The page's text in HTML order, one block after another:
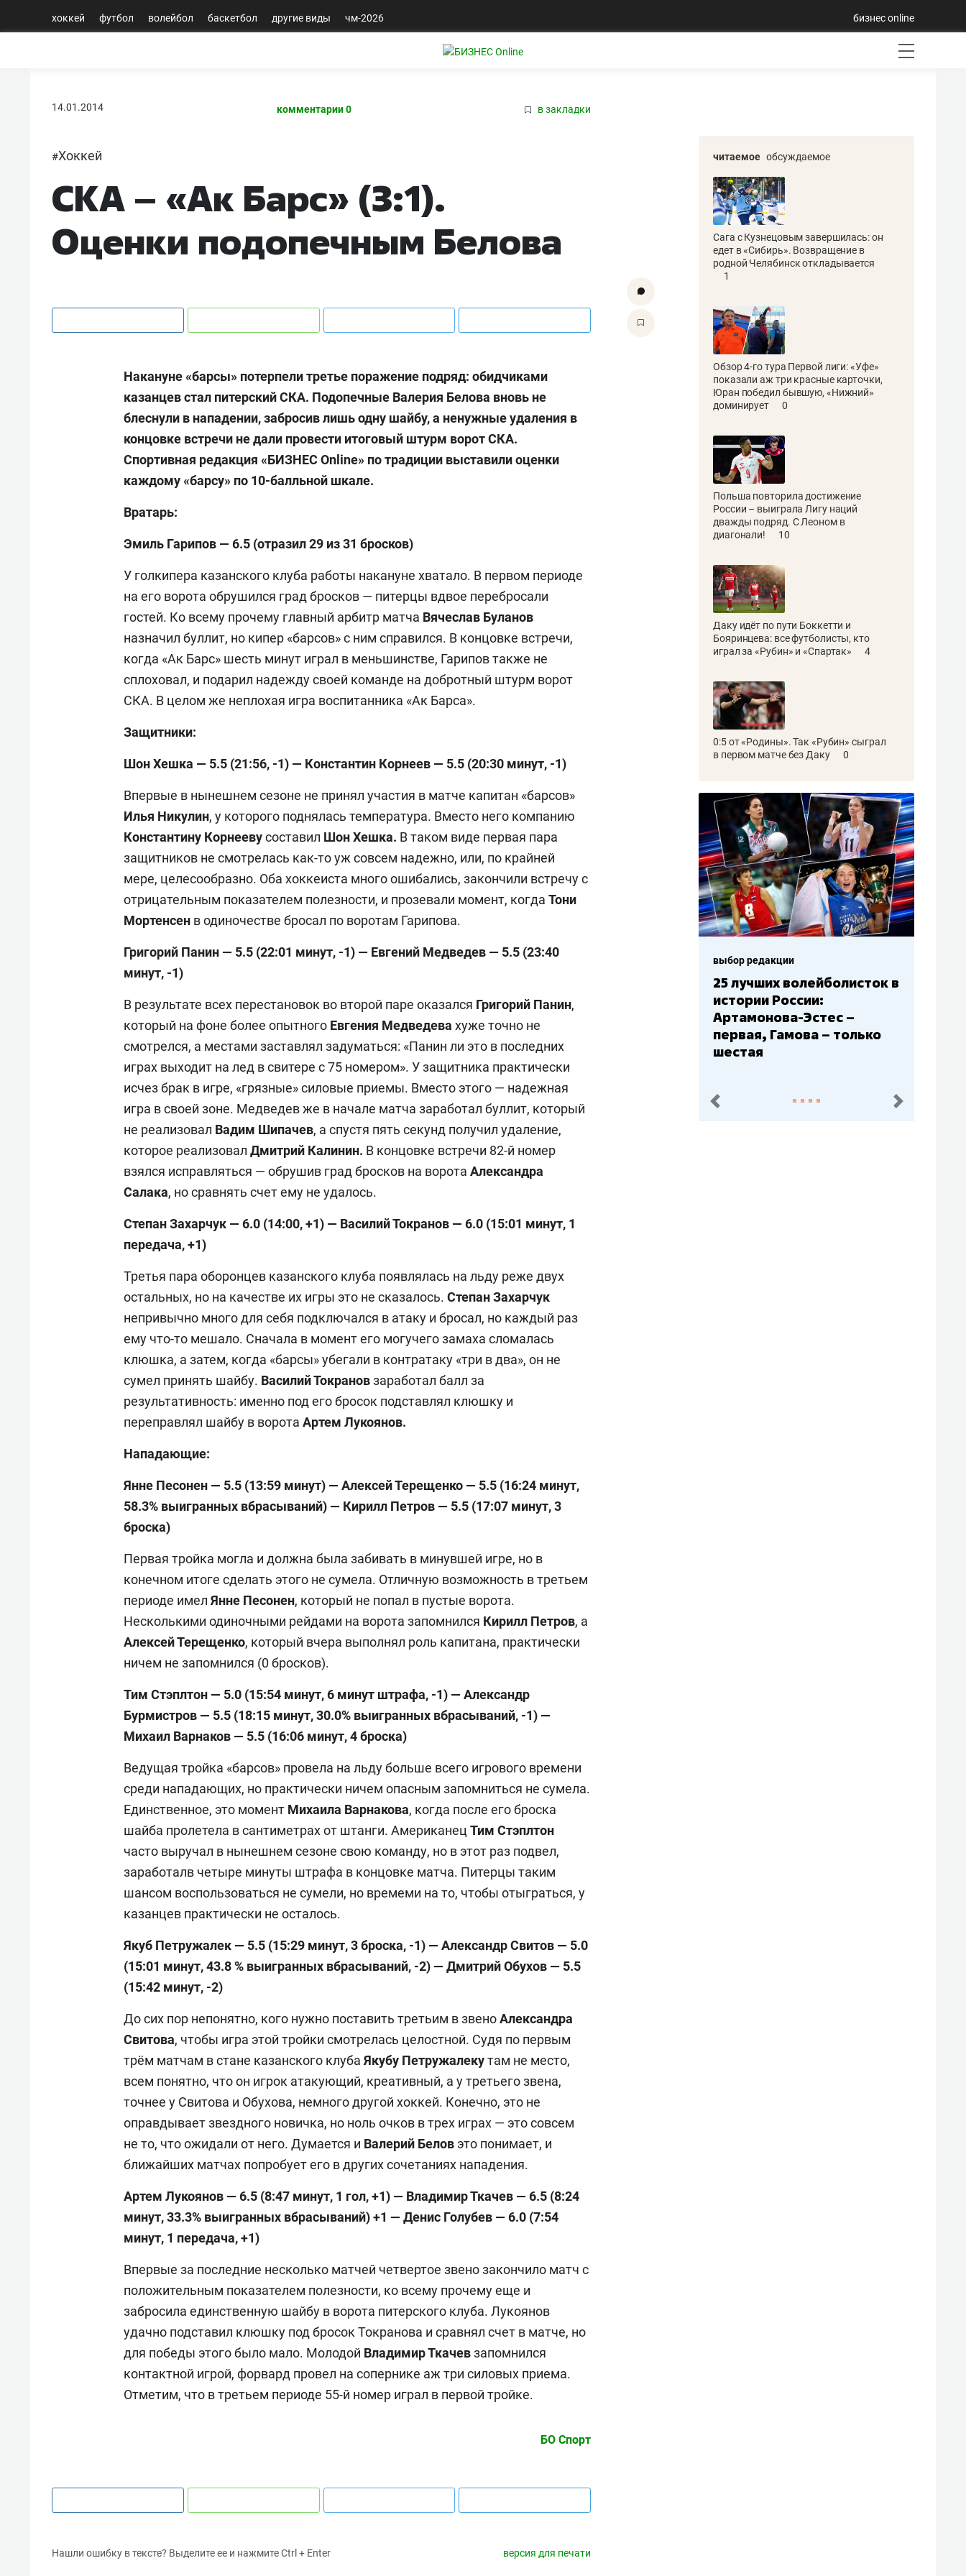
хоккей футбол волейбол баскетбол другие виды чм-2026 бизнес online
14.01.2014 комментарии 0 в закладки
#Хоккей
СКА – «Ак Барс» (3:1).
Оценки подопечным Белова
Накануне «барсы» потерпели третье поражение подряд: обидчиками
казанцев стал питерский СКА. Подопечные Валерия Белова вновь не
блеснули в нападении, забросив лишь одну шайбу, а ненужные удаления в
концовке встречи не дали провести итоговый штурм ворот СКА.
Спортивная редакция «БИЗНЕС Online» по традиции выставили оценки
каждому «барсу» по 10-балльной шкале.
Вратарь:
Эмиль Гарипов — 6.5 (отразил 29 из 31 бросков)
У голкипера казанского клуба работы накануне хватало. В первом периоде
на его ворота обрушился град бросков — питерцы вдвое перебросали
гостей. Ко всему прочему главный арбитр матча Вячеслав Буланов
назначил буллит, но кипер «барсов» с ним справился. В концовке встречи,
когда «Ак Барс» шесть минут играл в меньшинстве, Гарипов также не
сплоховал, и подарил надежду своей команде на добротный штурм ворот
СКА. В целом же неплохая игра воспитанника «Ак Барса».
Защитники:
Шон Хешка — 5.5 (21:56, -1) — Константин Корнеев — 5.5 (20:30 минут, -1)
Впервые в нынешнем сезоне не принял участия в матче капитан «барсов»
Илья Никулин, у которого поднялась температура. Вместо него компанию
Константину Корнеевусоставил Шон Хешка. В таком виде первая пара
защитников не смотрелась как-то уж совсем надежно, или, по крайней
мере, целесообразно. Оба хоккеиста много ошибались, закончили встречу с
отрицательным показателем полезности, и прозевали момент, когда Тони
Мортенсен в одиночестве бросал по воротам Гарипова.
Григорий Панин — 5.5 (22:01 минут, -1) — Евгений Медведев — 5.5 (23:40
минут, -1)
В результате всех перестановок во второй паре оказался Григорий Панин,
который на фоне более опытного Евгения Медведева хуже точно не
смотрелся, а местами заставлял задуматься: «Панин ли это в последних
играх выходит на лед в свитере с 75 номером». У защитника практически
исчез брак в игре, «грязные» силовые приемы. Вместо этого — надежная
игра в своей зоне. Медведев же в начале матча заработал буллит, который
не реализовал Вадим Шипачев, а спустя пять секунд получил удаление,
которое реализовал Дмитрий Калинин. В концовке встречи 82-й номер
взялся исправляться — обрушив град бросков на ворота Александра
Салака, но сравнять счет ему не удалось.
Степан Захарчук — 6.0 (14:00, +1) — Василий Токранов — 6.0 (15:01 минут, 1
передача, +1)
Третья пара оборонцев казанского клуба появлялась на льду реже двух
остальных, но на качестве их игры это не сказалось. Степан Захарчук
непривычно много для себя подключался в атаку и бросал, но каждый раз
ему что-то мешало. Сначала в момент его могучего замаха сломалась
клюшка, а затем, когда «барсы» убегали в контратаку «три в два», он не
сумел принять шайбу. Василий Токрановзаработал балл за
результативность: именно под его бросок подставлял клюшку и
переправлял шайбу в ворота Артем Лукоянов.
Нападающие:
Янне Песонен — 5.5 (13:59 минут) — Алексей Терещенко — 5.5 (16:24 минут,
58.3% выигранных вбрасываний) — Кирилл Петров — 5.5 (17:07 минут, 3
броска)
Первая тройка могла и должна была забивать в минувшей игре, но в
конечном итоге сделать этого не сумела. Отличную возможность в третьем
периоде имел Янне Песонен, который не попал в пустые ворота.
Несколькими одиночными рейдами на ворота запомнился Кирилл Петров, а
Алексей Терещенко, который вчера выполнял роль капитана, практически
ничем не запомнился (0 бросков).
Тим Стэплтон — 5.0 (15:54 минут, 6 минут штрафа, -1) — Александр
Бурмистров — 5.5 (18:15 минут, 30.0% выигранных вбрасываний, -1) —
Михаил Варнаков — 5.5 (16:06 минут, 4 броска)
Ведущая тройка «барсов» провела на льду больше всего игрового времени
среди нападающих, но практически ничем опасным запомниться не сумела.
Единственное, это момент Михаила Варнакова, когда после его броска
шайба пролетела в сантиметрах от штанги. Американец Тим Стэплтон
часто выручал в нынешнем сезоне свою команду, но в этот раз подвел,
заработалв четыре минуты штрафа в концовке матча. Питерцы таким
шансом воспользоваться не сумели, но времеми на то, чтобы отыграться, у
казанцев практически не осталось.
Якуб Петружалек — 5.5 (15:29 минут, 3 броска, -1) — Александр Свитов — 5.0
(15:01 минут, 43.8% выигранных вбрасываний, -2) — Дмитрий Обухов — 5.5
(15:42 минут, -2)
До сих пор непонятно, кого нужно поставить третьим в звеноАлександра
Свитова, чтобы игра этой тройки смотрелась целостной. Судя по первым
трём матчам в стане казанского клуба Якубу Петружалекутам не место,
всем понятно, что он игрок атакующий, креативный, а у третьего звена,
точнее у Свитова и Обухова, немного другой хоккей. Конечно, это не
оправдывает звездного новичка, но ноль очков в трех играх — это совсем
не то, что ожидали от него. Думается и Валерий Белов это понимает, и
ближайших матчах попробует его в других сочетаниях нападения.
Артем Лукоянов — 6.5 (8:47 минут, 1 гол, +1) — Владимир Ткачев — 6.5 (8:24
минут, 33.3% выигранных вбрасываний) +1 — Денис Голубев — 6.0 (7:54
минут, 1 передача, +1)
Впервые за последние несколько матчей четвертое звено закончило матч с
положительным показателем полезности, ко всему прочему еще и
забросила единственную шайбу в ворота питерского клуба. Лукоянов
удачно подставил клюшку под бросок Токранова и сравнял счет в матче, но
для победы этого было мало. Молодой Владимир Ткачевзапомнился
контактной игрой, форвард провел на сопернике аж три силовых приема.
Отметим, что в третьем периоде 55-й номер играл в первой тройке.
БО Спорт
Нашли ошибку в тексте? Выделите ее и нажмите Ctrl + Enter версия для печати
читаемое обсуждаемое
Сага с Кузнецовым завершилась: он
едет в «Сибирь». Возвращение в
родной Челябинск откладывается
1
Обзор 4-го тура Первой лиги: «Уфе»
показали аж три красные карточки,
Юран победил бывшую, «Нижний»
доминирует
0
Польша повторила достижение
России – выиграла Лигу наций
дважды подряд. С Леоном в
диагонали!
10
Даку идёт по пути Боккетти и
Бояринцева: все футболисты, кто
играл за «Рубин» и «Спартак»
4
0:5 от «Родины». Так «Рубин» сыграл
в первом матче без Даку
0
выбор редакции
истории России:
Артамонова-Эстес –
первая, Гамова – только
шестая
выбор редакции
Бюджеты клубов КХЛ: СКА
– главный мажор, «Ак
Барс» – второй, «Салават
Юлаев» – середняк
пред. след.